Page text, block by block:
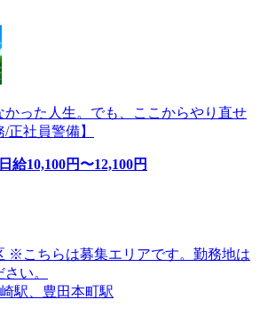
かった人生。でも、ここからやり直せ
正社員警備】
日給10,100円〜12,100円
※こちらは募集エリアです。勤務地は
い。
駅、豊田本町駅